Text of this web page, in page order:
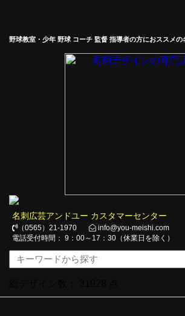
野球教室・少年 野球 コーチ 監督 指導者の方におススメの
名刺広芸アンドユー カスタマーセンター
（0565）21-1970
info@you-meishi.com
電話受付時間： 9：00～17：30（休業日を除く）